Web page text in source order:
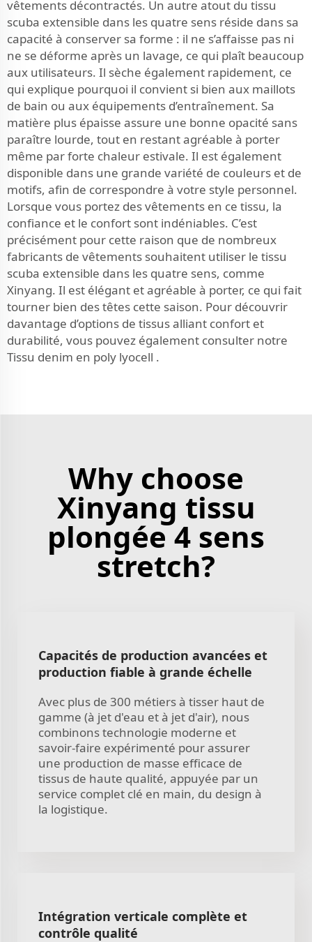
vêtements décontractés. Un autre atout du tissu
scuba extensible dans les quatre sens réside dans sa
capacité à conserver sa forme : il ne s’affaisse pas ni
ne se déforme après un lavage, ce qui plaît beaucoup
aux utilisateurs. Il sèche également rapidement, ce
qui explique pourquoi il convient si bien aux maillots
de bain ou aux équipements d’entraînement. Sa
matière plus épaisse assure une bonne opacité sans
paraître lourde, tout en restant agréable à porter
même par forte chaleur estivale. Il est également
disponible dans une grande variété de couleurs et de
motifs, afin de correspondre à votre style personnel.
Lorsque vous portez des vêtements en ce tissu, la
confiance et le confort sont indéniables. C’est
précisément pour cette raison que de nombreux
fabricants de vêtements souhaitent utiliser le tissu
scuba extensible dans les quatre sens, comme
Xinyang. Il est élégant et agréable à porter, ce qui fait
tourner bien des têtes cette saison. Pour découvrir
davantage d’options de tissus alliant confort et
durabilité, vous pouvez également consulter notre
Tissu denim en poly lyocell .
Why choose
Xinyang tissu
plongée 4 sens
stretch?
Capacités de production avancées et
production fiable à grande échelle
Avec plus de 300 métiers à tisser haut de
gamme (à jet d'eau et à jet d'air), nous
combinons technologie moderne et
savoir-faire expérimenté pour assurer
une production de masse efficace de
tissus de haute qualité, appuyée par un
service complet clé en main, du design à
la logistique.
Intégration verticale complète et
contrôle qualité